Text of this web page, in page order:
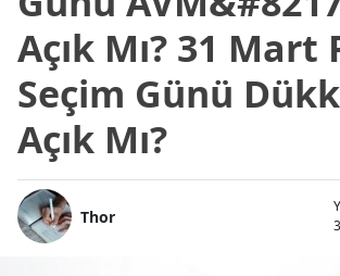
Açık Mı? 31 Mart
Seçim Günü
Açık Mı?
Thor